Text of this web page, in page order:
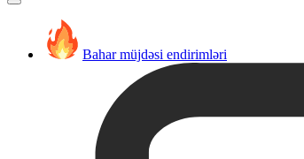
Bahar müjdəsi endirimləri